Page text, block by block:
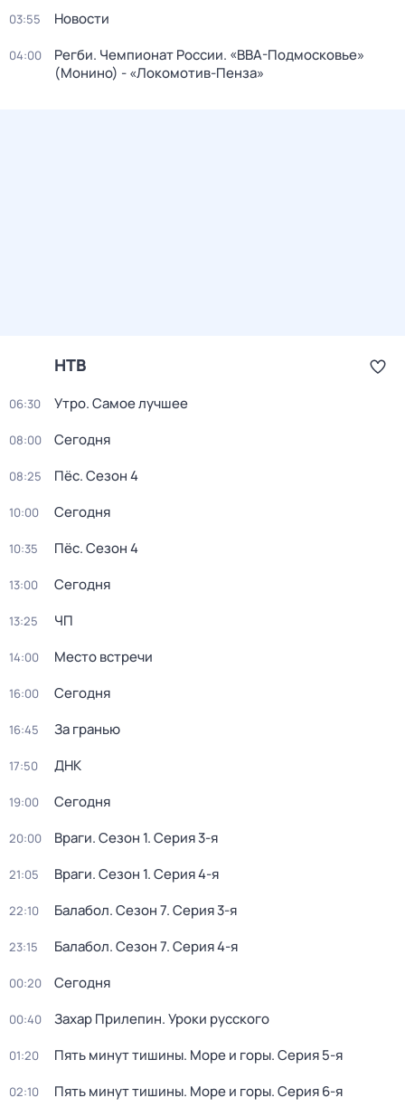
03:55 Новости
04:00
Регби. Чемпионат России. «ВВА-Подмосковье»
(Монино) - «Локомотив-Пенза»
НТВ
06:30 Утро. Самое лучшее
08:00 Сегодня
08:25 Пёс. Сезон 4
10:00 Сегодня
10:35 Пёс. Сезон 4
13:00 Сегодня
13:25 ЧП
14:00 Место встречи
16:00 Сегодня
16:45 За гранью
17:50 ДНК
19:00 Сегодня
20:00 Враги. Сезон 1. Серия 3-я
21:05 Враги. Сезон 1. Серия 4-я
22:10 Балабол. Сезон 7. Серия 3-я
23:15 Балабол. Сезон 7. Серия 4-я
00:20 Сегодня
00:40 Захар Прилепин. Уроки русского
01:20 Пять минут тишины. Море и горы. Серия 5-я
02:10 Пять минут тишины. Море и горы. Серия 6-я